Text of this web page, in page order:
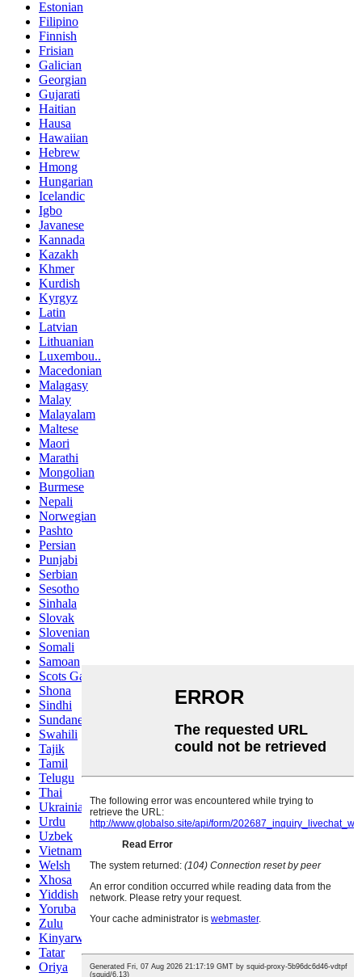
Estonian
Filipino
Finnish
Frisian
Galician
Georgian
Gujarati
Haitian
Hausa
Hawaiian
Hebrew
Hmong
Hungarian
Icelandic
Igbo
Javanese
Kannada
Kazakh
Khmer
Kurdish
Kyrgyz
Latin
Latvian
Lithuanian
Luxembou..
Macedonian
Malagasy
Malay
Malayalam
Maltese
Maori
Marathi
Mongolian
Burmese
Nepali
Norwegian
Pashto
Persian
Punjabi
Serbian
Sesotho
Sinhala
Slovak
Slovenian
Somali
Samoan
Scots Gaelic
Shona
Sindhi
Sundanese
Swahili
Tajik
Tamil
Telugu
Thai
Ukrainian
Urdu
Uzbek
Vietnamese
Welsh
Xhosa
Yiddish
Yoruba
Zulu
Kinyarwanda
Tatar
Oriya